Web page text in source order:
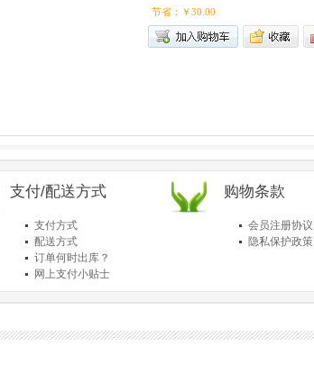
节省：￥30.00
支付/配送方式
支付方式
配送方式
订单何时出库？
网上支付小贴士
关于送货和验货
购物条款
会员注册协议
隐私保护政策